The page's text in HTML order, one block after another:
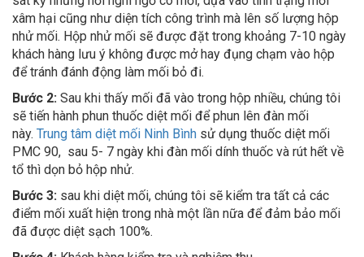
xâm hại cũng như diện tích công trình mà lên số lượng hộp
nhử mối. Hộp nhử mối sẽ được đặt trong khoảng 7-10 ngày
khách hàng lưu ý không được mở hay đụng chạm vào hộp
để tránh đánh động làm mối bỏ đi.
Bước 2:
Sau khi thấy mối đã vào trong hộp nhiều, chúng tôi
sẽ tiến hành phun thuốc diệt mối để phun lên đàn mối
này.Trung tâm diệt mối Ninh Bìnhsử dụng thuốc diệt mối
PMC 90, sau 5- 7 ngày khi đàn mối dính thuốc và rút hết về
tổ thì dọn bỏ hộp nhử.
Bước 3:
sau khi diệt mối, chúng tôi sẽ kiểm tra tất cả các
điểm mối xuất hiện trong nhà một lần nữa để đảm bảo mối
đã được diệt sạch 100%.
Bước 4: Khách hàng kiểm tra và nghiệm thu.